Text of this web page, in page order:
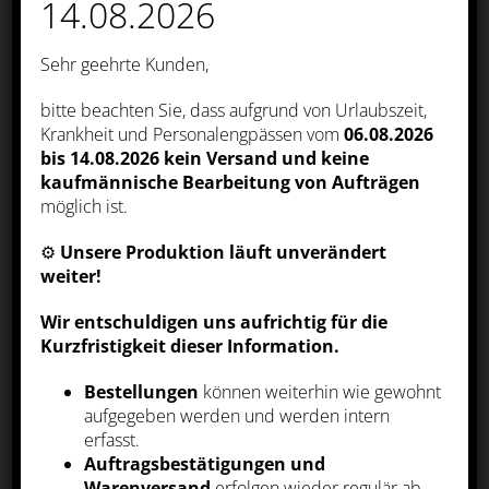
Betriebsferien 2025/2026
AKTUELLES
14.08.2026
Sehr geehrte Kunden,
bitte beachten Sie, dass aufgrund von Urlaubszeit,
Krankheit und Personalengpässen vom06.08.2026
bis 14.08.2026 kein Versand und keine
kaufmännische Bearbeitung von Aufträgen
möglich ist.
⚙️ Unsere Produktion läuft unverändert
weiter!
Wir entschuldigen uns aufrichtig für die
Kurzfristigkeit dieser Information.
Bestellungen können weiterhin wie gewohnt
aufgegeben werden und werden intern
erfasst.
Auftragsbestätigungen und
unseres Online-Angebotes, unserer
Webseitenfunktionen und werden für
Einwilligung umfasst die Speicherung
von Informationen auf Ihrem Endgerät,
das Auslesen personenbezogener Daten
sowie deren Verarbeitung. Klicken Sie
auf „Alle akzeptieren“, um in den Einsatz
von nicht notwendigen Cookies
einzuwilligen oder auf „Alle ablehnen“,
wenn Sie sich anders entscheiden. Sie
können unter „Einstellungen verwalten“
eingesetzten Arten von Cookies erhalten
und deren Einstellungen aufrufen. Sie
können die Einstellungen jederzeit
jederzeit abwählen (z.B. in der
Datenschutzerklärung oder unten auf
unserer Webseite).
ALLE AKZEPTIEREN